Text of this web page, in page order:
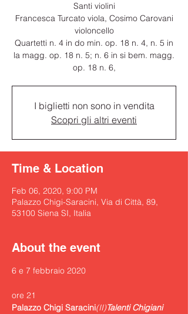
Santi violini
Francesca Turcato viola, Cosimo Carovani
violoncello
Quartetti n. 4 in do min. op. 18 n. 4, n. 5 in
la magg. op. 18 n. 5; n. 6 in si bem. magg.
op. 18 n. 6,
I biglietti non sono in vendita
Scopri gli altri eventi
Time & Location
Feb 06, 2020, 9:00 PM
Palazzo Chigi-Saracini, Via di Città, 89,
53100 Siena SI, Italia
About the event
6 e 7 febbraio 2020
Palazzo Chigi Saracini(II)